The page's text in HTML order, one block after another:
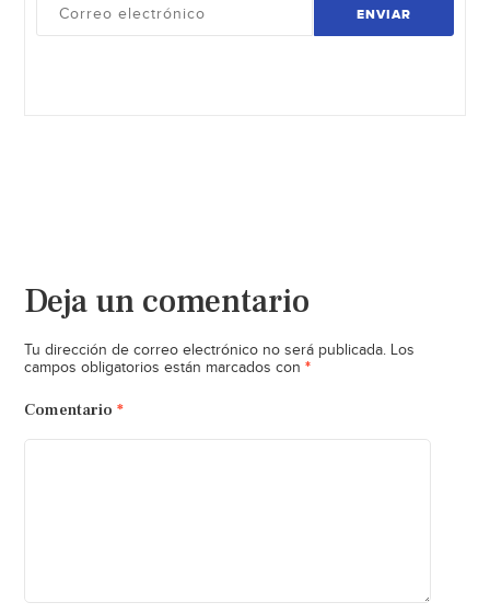
ENVIAR
Deja un comentario
Tu dirección de correo electrónico no será publicada. Los
campos obligatorios están marcados con *
Comentario *